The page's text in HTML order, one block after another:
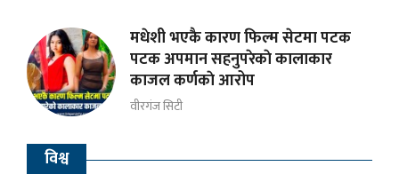
मधेशी भएकै कारण फिल्म सेटमा पटक
पटक अपमान सहनुपरेकाे कालाकार
काजल कर्णकाे आरोप
वीरगंज सिटी
विश्व